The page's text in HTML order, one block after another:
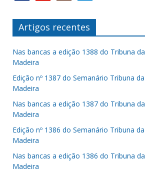
Artigos recentes
Nas bancas a edição 1388 do Tribuna da
Madeira
Edição nº 1387 do Semanário Tribuna da
Madeira
Nas bancas a edição 1387 do Tribuna da
Madeira
Edição nº 1386 do Semanário Tribuna da
Madeira
Nas bancas a edição 1386 do Tribuna da
Madeira